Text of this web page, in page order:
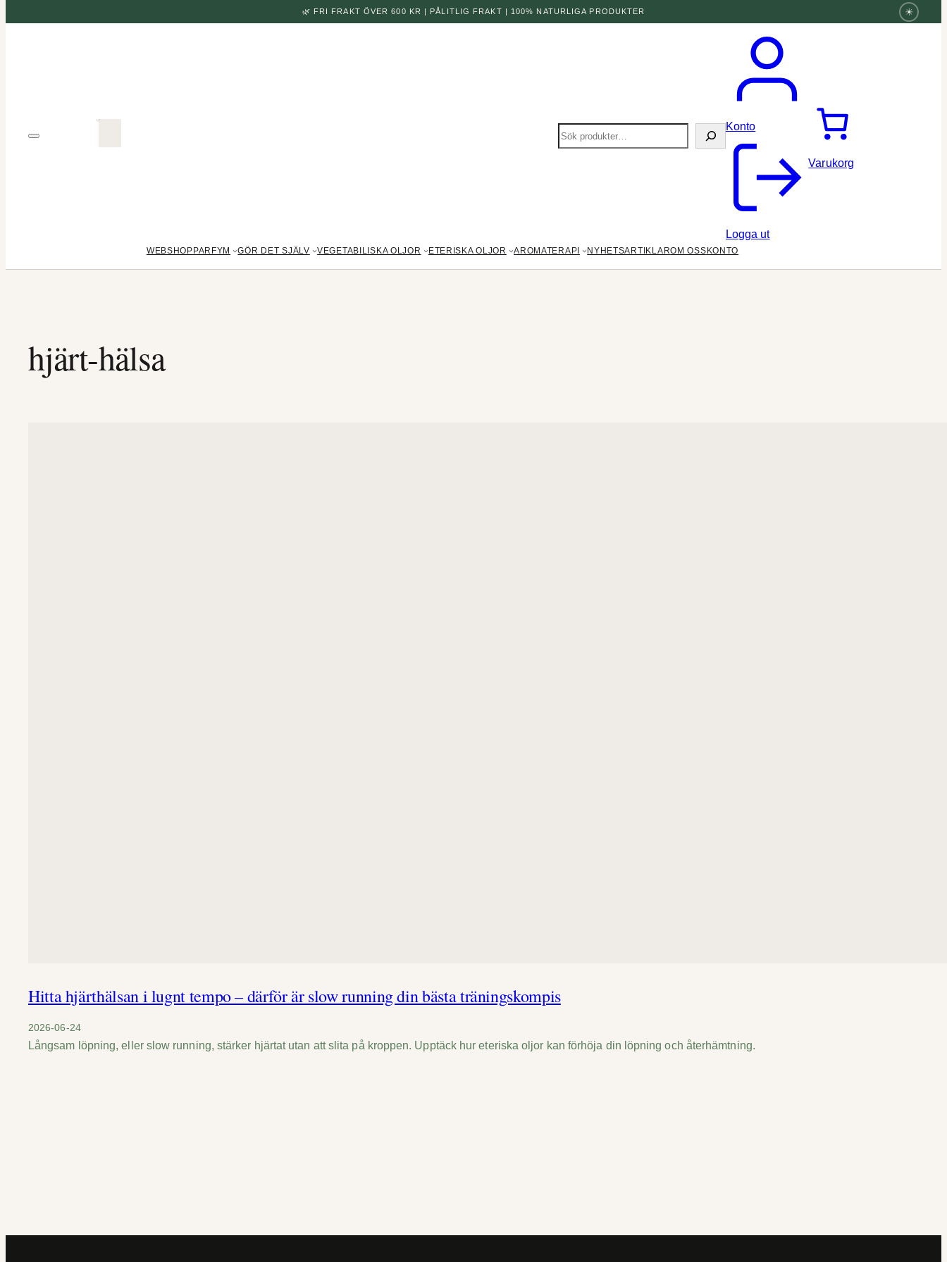
🌿 FRI FRAKT ÖVER 600 KR | PÅLITLIG FRAKT | 100% NATURLIGA PRODUKTER ☀
Sök
produkter
Konto
Logga ut
Varukorg
WEBSHOPPARFYM GÖR DET SJÄLV VEGETABILISKA OLJOR ETERISKA OLJOR AROMATERAPI NYHETSARTIKLAROM OSSKONTO
hjärt-hälsa
Hitta hjärthälsan i lugnt tempo – därför är slow running din bästa träningskompis
2026-06-24
Långsam löpning, eller slow running, stärker hjärtat utan att slita på kroppen. Upptäck hur eteriska oljor kan förhöja din löpning och återhämtning.